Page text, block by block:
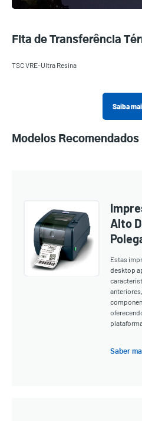
Fita de Transferência
TSC VRE-Ultra Resina
Saiba
Modelos Recomendados
Alto
Estas
desktop
Saber